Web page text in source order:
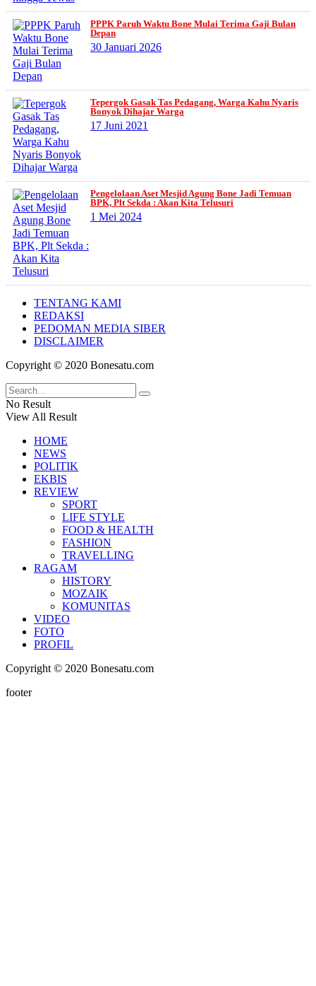
PPPK Paruh Waktu Bone Mulai Terima Gaji Bulan
Depan
30 Januari 2026
Tepergok Gasak Tas Pedagang, Warga Kahu Nyaris
Bonyok Dihajar Warga
17 Juni 2021
Pengelolaan Aset Mesjid Agung Bone Jadi Temuan
BPK, Plt Sekda : Akan Kita Telusuri
1 Mei 2024
TENTANG KAMI
REDAKSI
PEDOMAN MEDIA SIBER
DISCLAIMER
Copyright © 2020 Bonesatu.com
No Result
View All Result
HOME
NEWS
POLITIK
EKBIS
REVIEW
SPORT
LIFE STYLE
FOOD & HEALTH
FASHION
TRAVELLING
RAGAM
HISTORY
MOZAIK
KOMUNITAS
VIDEO
FOTO
PROFIL
Copyright © 2020 Bonesatu.com
footer